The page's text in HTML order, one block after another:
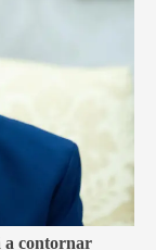
a contornar